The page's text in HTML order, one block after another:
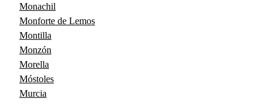
Monachil
Monforte de Lemos
Montilla
Monzón
Morella
Móstoles
Murcia